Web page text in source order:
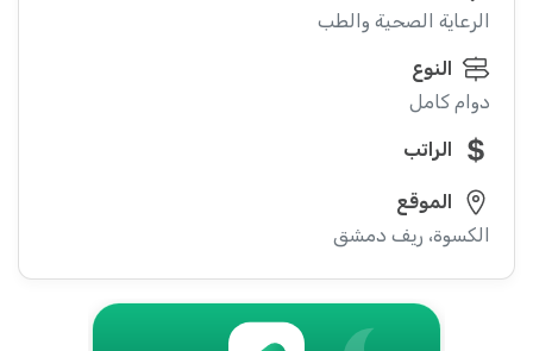
الرعاية الصحية والطب
النوع
دوام كامل
الراتب
الموقع
الكسوة، ريف دمشق